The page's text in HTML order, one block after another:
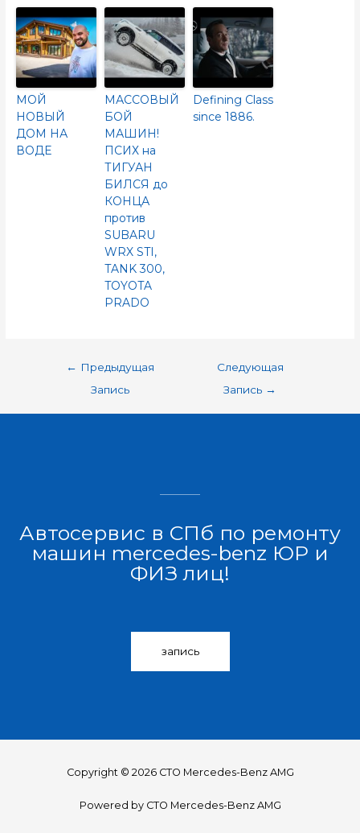
МОЙ
НОВЫЙ
ДОМ НА
ВОДЕ
МАССОВЫЙ
БОЙ
МАШИН!
ПСИХ на
ТИГУАН
БИЛСЯ до
КОНЦА
против
SUBARU
WRX STI,
TANK 300,
TOYOTA
PRADO
Defining Class
since 1886.
← Предыдущая
Запись
Следующая
Запись →
Автосервис в СПб по ремонту
машин mercedes-benz ЮР и
ФИЗ лиц!
запись
Copyright © 2026 СТО Mercedes-Benz AMG
Powered by СТО Mercedes-Benz AMG